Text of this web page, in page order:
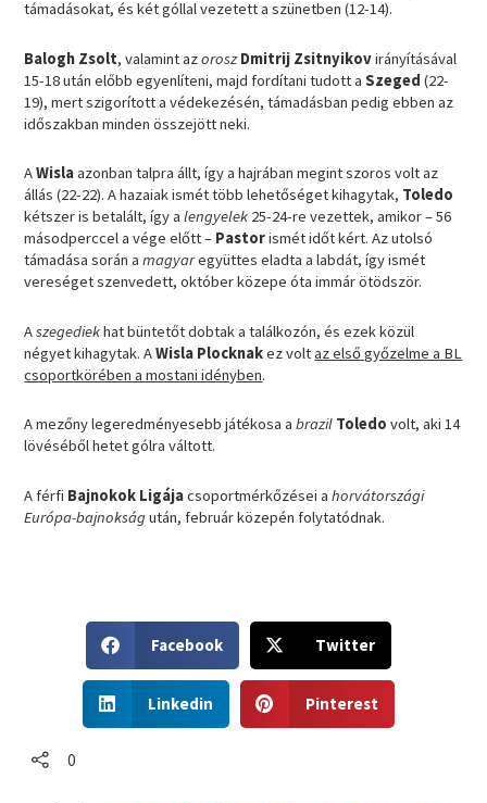
támadásokat, és két góllal vezetett a szünetben (12-14).
Balogh Zsolt, valamint azorosz Dmitrij Zsitnyikovirányításával
15-18 után előbb egyenlíteni, majd fordítani tudott aSzeged (22-
19), mert szigorított a védekezésén, támadásban pedig ebben az
időszakban minden összejött neki.
AWislaazonban talpra állt, így a hajrában megint szoros volt az
állás (22-22). A hazaiak ismét több lehetőséget kihagytak, Toledo
kétszer is betalált, így alengyelek 25-24-re vezettek, amikor – 56
másodperccel a vége előtt – Pastorismét időt kért. Az utolsó
támadása során amagyaregyüttes eladta a labdát, így ismét
vereséget szenvedett, október közepe óta immár ötödször.
Aszegediekhat büntetőt dobtak a találkozón, és ezek közül
négyet kihagytak. AWisla Plocknakez voltaz első győzelme a BL
csoportkörében a mostani idényben.
A mezőny legeredményesebb játékosa abrazil Toledo volt, aki 14
lövéséből hetet gólra váltott.
A férfi Bajnokok Ligájacsoportmérkőzései ahorvátországi
Európa-bajnokságután, február közepén folytatódnak.
h
a
r
Facebook
h
a
Twitter
h
a
Linkedin
h
a
Pinterest
0